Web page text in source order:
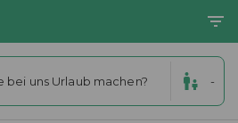
bei uns Urlaub machen? -